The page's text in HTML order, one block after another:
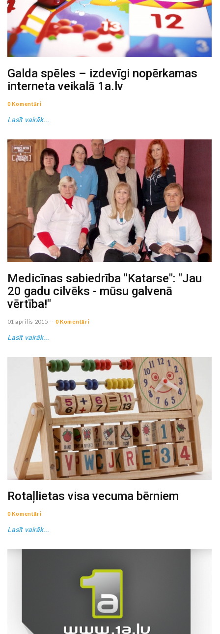
Galda spēles – izdevīgi nopērkamas
interneta veikalā 1a.lv
0 Komentāri
Lasīt vairāk...
Medicīnas sabiedrība "Katarse": "Jau
20 gadu cilvēks - mūsu galvenā
vērtība!"
01 aprilis 2015 -- 0 Komentāri
Lasīt vairāk...
Rotaļlietas visa vecuma bērniem
0 Komentāri
Lasīt vairāk...